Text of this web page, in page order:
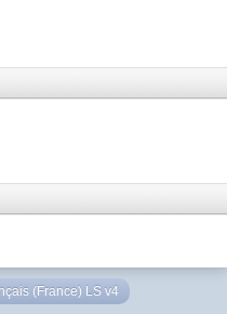
(France) LS v4